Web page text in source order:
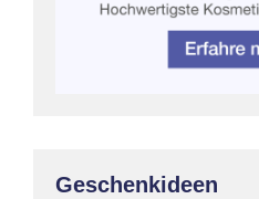
Geschenkideen